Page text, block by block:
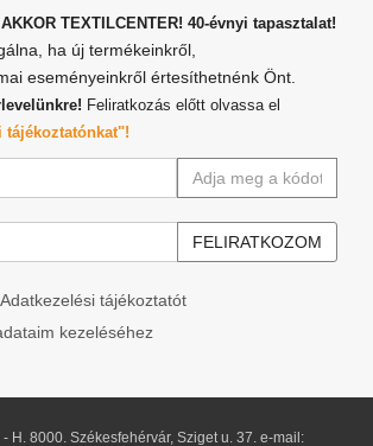
TEXTILCENTER! 40-évnyi tapasztalat!
ha új termékeinkről,
eseményeinkről értesíthetnénk Önt.
Feliratkozás előtt olvassa el
tájékoztatónkat"!
tájékoztatót
kezeléséhez
- H. 8000. Székesfehérvár, Sziget u. 37. e-mail: